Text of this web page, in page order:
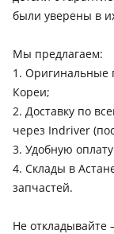
были уверены в
Мы предлагаем:
1. Оригинальные
Кореи;
2. Доставку по
через Indriver
3. Удобную
4. Склады в
запчастей.
Не